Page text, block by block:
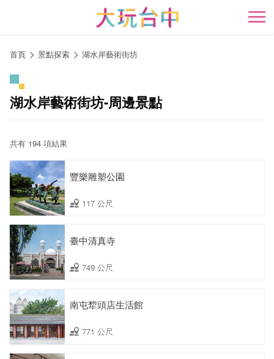
開
首頁 景點探索 湖水岸藝術街坊
湖水岸藝術街坊-周邊景點
共有 194 項結果
豐樂雕塑公園
117 公尺
臺中清真寺
749 公尺
南屯犂頭店生活館
771 公尺